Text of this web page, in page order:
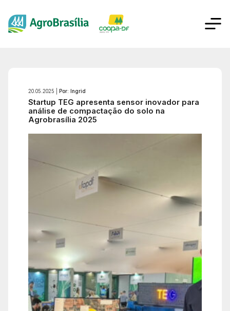
20.05.2025 | Por: Ingrid
Startup TEG apresenta sensor inovador para
análise de compactação do solo na
Agrobrasília 2025